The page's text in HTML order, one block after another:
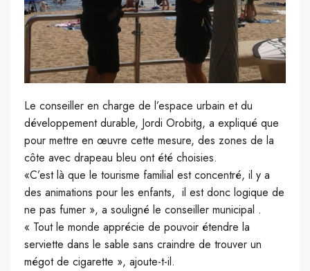
Le conseiller en charge de l’espace urbain et du
développement durable, Jordi Orobitg, a expliqué que
pour mettre en œuvre cette mesure, des zones de la
côte avec drapeau bleu ont été choisies.
«C’est là que le tourisme familial est concentré, il y a
des animations pour les enfants, il est donc logique de
ne pas fumer », a souligné le conseiller municipal .
« Tout le monde apprécie de pouvoir étendre la
serviette dans le sable sans craindre de trouver un
mégot de cigarette », ajoute-t-il.